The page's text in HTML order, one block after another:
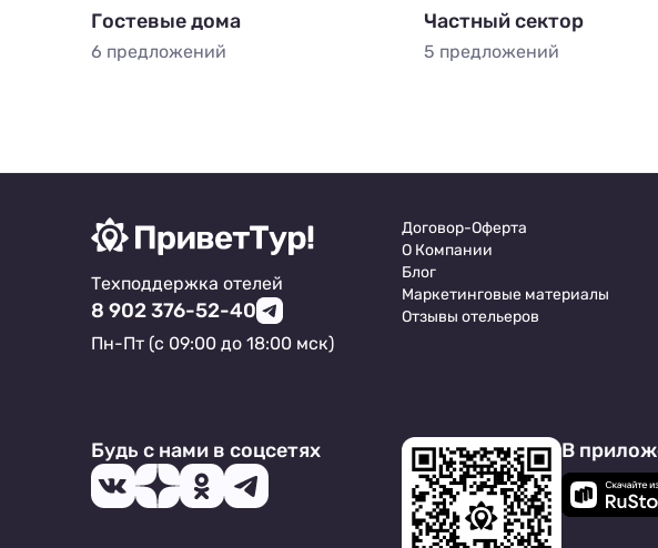
Гостевые дома
6 предложений
Частный сектор
5 предложений
Техподдержка отелей
8 902 376-52-40
Пн-Пт (с 09:00 до 18:00 мск)
Договор-Оферта
О Компании
Блог
Маркетинговые материалы
Отзывы отельеров
Будь с нами в соцсетях В